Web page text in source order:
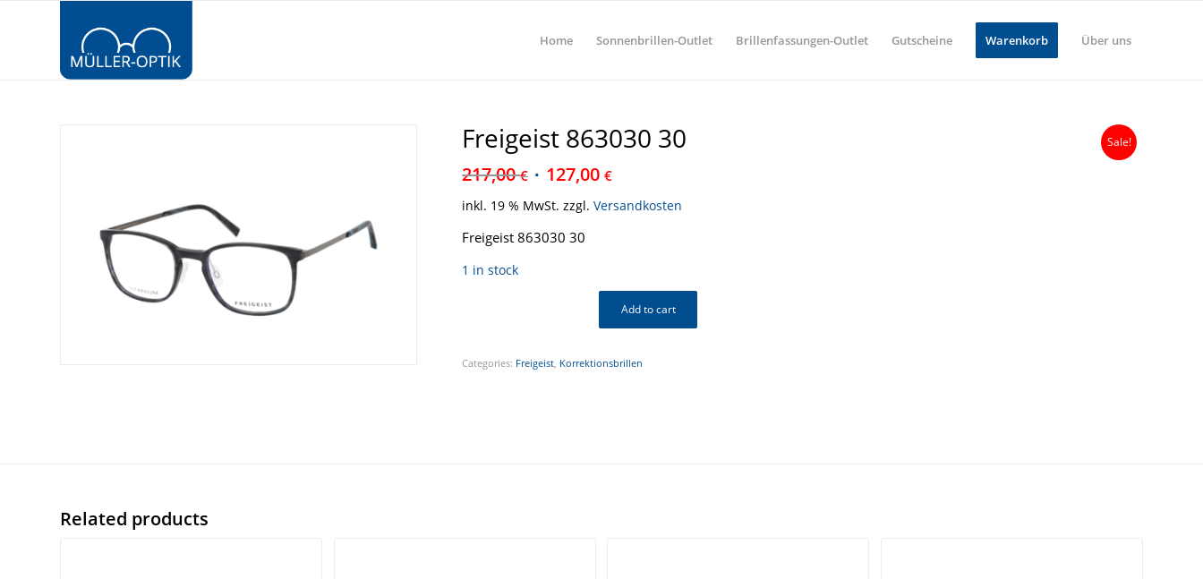
Home Sonnenbrillen-Outlet Brillenfassungen-Outlet Gutscheine Warenkorb Über uns
Sale!
Freigeist 863030 30
217,00€ 127,00€
inkl. 19 % MwSt. zzgl.Versandkosten
Freigeist 863030 30
1 in stock
Add to cart
Categories: Freigeist Korrektionsbrillen
Related products